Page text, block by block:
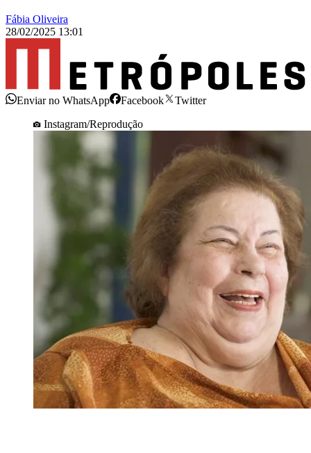
Fábia Oliveira
28/02/2025 13:01
Enviar no WhatsApp Facebook
Twitter
Instagram/Reprodução